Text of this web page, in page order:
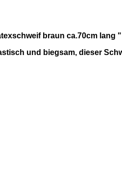
braun ca.70cm lang "
und biegsam, dieser